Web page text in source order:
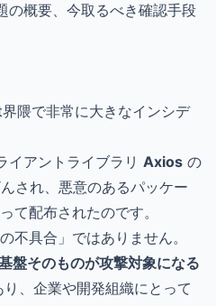
の概要、今取るべき確認手段
隈で非常に大きなインシデ
イアントライブラリ Axios の
され、悪意のあるパッケー
て配布されたのです。
不具合」ではありません。
盤そのものが攻撃対象になる
り、企業や開発組織にとって